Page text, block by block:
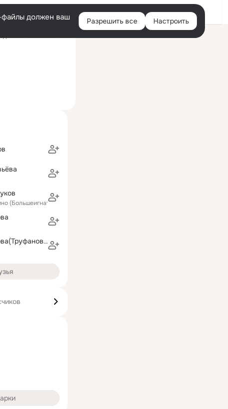
Войти
файлы должен ваш
Разрешить все Настроить
(Большеигнатовский район)
ВЕРА Удальцова(Труфанова)